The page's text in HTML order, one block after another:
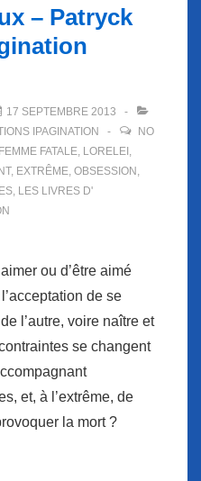
– Patryck
17 SEPTEMBRE 2013
IPAGINATION
NO
FEMME FATALE LORELEI
, EXTRÊME OBSESSION
LES LIVRES D'
ou d’être aimé
de se
l’autre, voire naître et
se changent
et, à l’extrême, de
la mort ?